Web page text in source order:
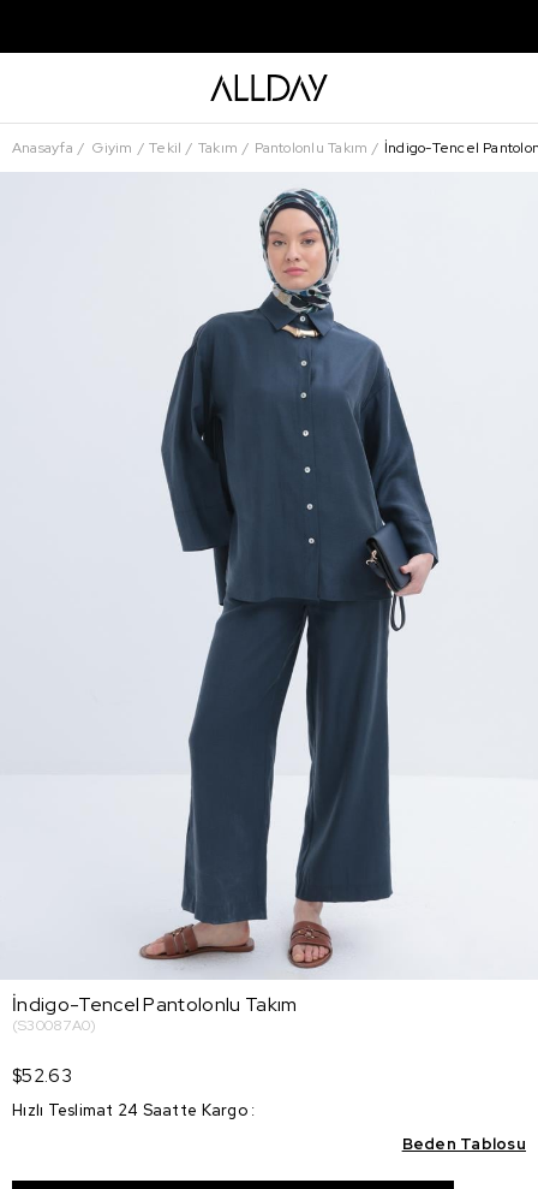
Anasayfa Giyim Tekil Takım Pantolonlu Takım İndigo-Tencel
İndigo-Tencel Pantolonlu Takım
(S30087A0)
$52.63
Hızlı Teslimat 24 Saatte Kargo :
Beden Tablosu